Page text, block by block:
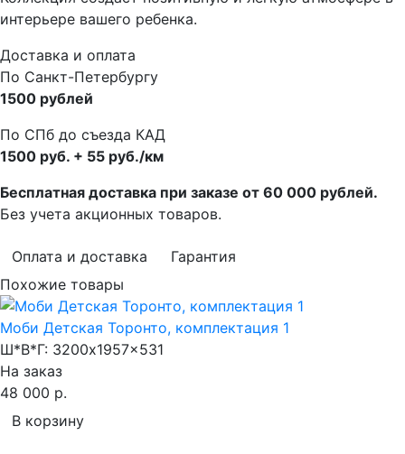
интерьере вашего ребенка.
Доставка и оплата
По Санкт-Петербургу
1500 рублей
По СПб до съезда КАД
1500 руб. + 55 руб./км
Бесплатная доставка при заказе от 60 000 рублей.
Без учета акционных товаров.
Оплата и доставка
Гарантия
Похожие товары
Моби Детская Торонто, комплектация 1
Ш*В*Г: 3200x1957x531
На заказ
48 000 р.
В корзину